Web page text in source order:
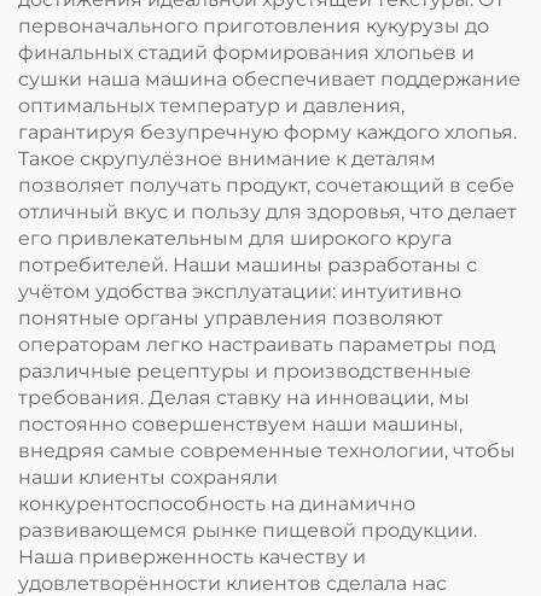
первоначального приготовления кукурузы до
финальных стадий формирования хлопьев и
сушки наша машина обеспечивает поддержание
оптимальных температур и давления,
гарантируя безупречную форму каждого хлопья.
Такое скрупулёзное внимание к деталям
позволяет получать продукт, сочетающий в себе
отличный вкус и пользу для здоровья, что делает
его привлекательным для широкого круга
потребителей. Наши машины разработаны с
учётом удобства эксплуатации: интуитивно
понятные органы управления позволяют
операторам легко настраивать параметры под
различные рецептуры и производственные
требования. Делая ставку на инновации, мы
постоянно совершенствуем наши машины,
внедряя самые современные технологии, чтобы
наши клиенты сохраняли
конкурентоспособность на динамично
развивающемся рынке пищевой продукции.
Наша приверженность качеству и
удовлетворённости клиентов сделала нас